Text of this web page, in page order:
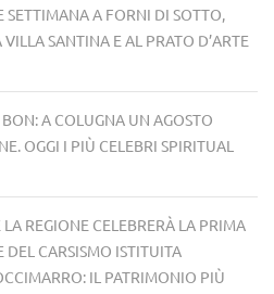
SETTIMANA A FORNI DI SOTTO,
SANTINA E AL PRATO D’ARTE
A COLUGNA UN AGOSTO
OGGI I PIÙ CELEBRI SPIRITUAL
REGIONE CELEBRERÀ LA PRIMA
CARSISMO ISTITUITA
IL PATRIMONIO PIÙ